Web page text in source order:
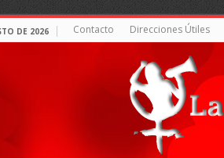
DE 2026 Contacto Direcciones Útiles